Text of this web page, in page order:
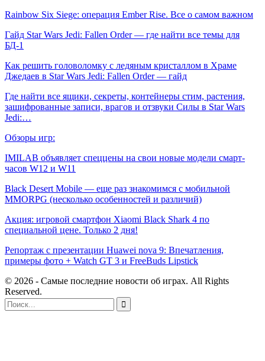
Rainbow Six Siege: операция Ember Rise. Все о самом важном
Гайд Star Wars Jedi: Fallen Order — где найти все темы для
БД-1
Как решить головоломку с ледяным кристаллом в Храме
Джедаев в Star Wars Jedi: Fallen Order — гайд
Где найти все ящики, секреты, контейнеры стим, растения,
зашифрованные записи, врагов и отзвуки Силы в Star Wars
Jedi:…
Обзоры игр:
IMILAB объявляет спеццены на свои новые модели смарт-
часов W12 и W11
Black Desert Mobile — еще раз знакомимся c мобильной
MMORPG (несколько особенностей и различий)
Акция: игровой смартфон Xiaomi Black Shark 4 по
специальной цене. Только 2 дня!
Репортаж с презентации Huawei nova 9: Впечатления,
примеры фото + Watch GT 3 и FreeBuds Lipstick
© 2026 - Самые последние новости об играх. All Rights
Reserved.